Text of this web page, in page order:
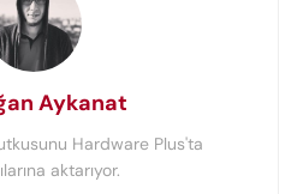
Aykanat
Hardware Plus'ta
aktarıyor.